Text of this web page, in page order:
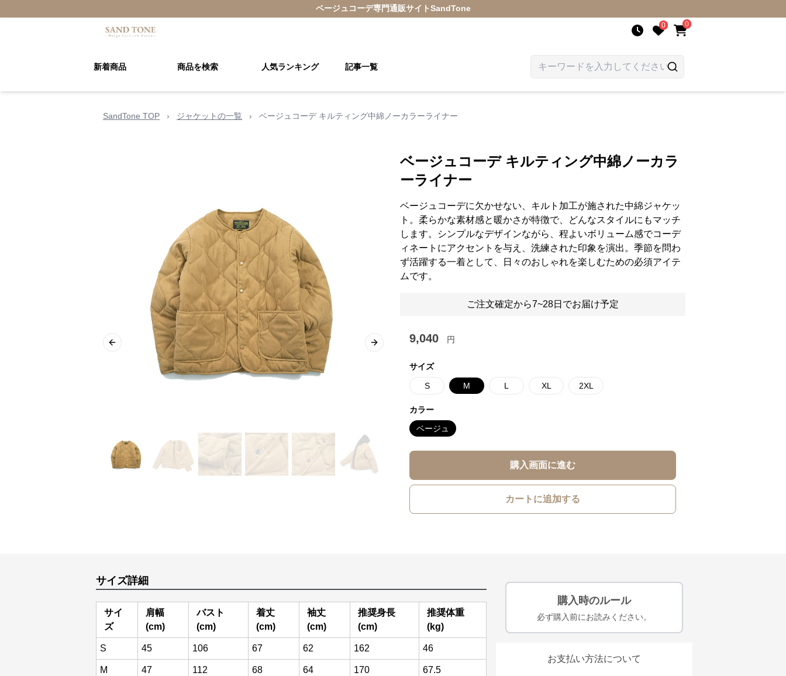
ベージュコーデ専門通販サイトSandTone
0 0
新着商品 商品を検索 人気ランキング 記事一覧
SandTone TOP › ジャケットの一覧 › ベージュコーデ キルティング中綿ノーカラーライナー
Previous slide Next slide
ベージュコーデ キルティング中綿ノーカラ
ーライナー
ベージュコーデに欠かせない、キルト加工が施された中綿ジャケッ
ト。柔らかな素材感と暖かさが特徴で、どんなスタイルにもマッチ
します。シンプルなデザインながら、程よいボリューム感でコーデ
ィネートにアクセントを与え、洗練された印象を演出。季節を問わ
ず活躍する一着として、日々のおしゃれを楽しむための必須アイテ
ムです。
ご注文確定から7~28日でお届け予定
9,040 円
サイズ
S M L XL 2XL
カラー
ベージュ
購入画面に進む
カートに追加する
サイズ詳細
サイ
ズ
肩幅
(cm)
バスト
(cm)
着丈
(cm)
袖丈
(cm)
推奨身長
(cm)
推奨体重
(kg)
S 45 106 67 62 162 46
M 47 112 68 64 170 67.5
購入時のルール
必ず購入前にお読みください。
お支払い方法について